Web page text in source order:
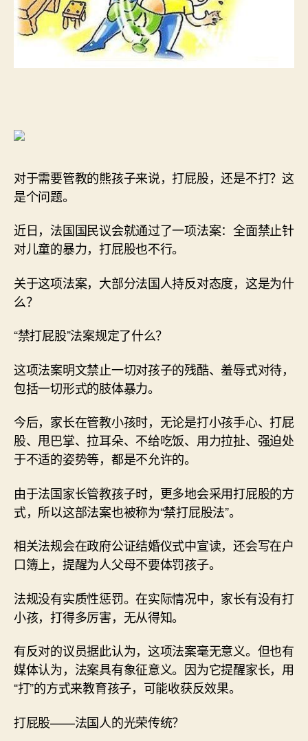
对于需要管教的熊孩子来说，打屁股，还是不打？这
是个问题。
近日，法国国民议会就通过了一项法案：全面禁止针
对儿童的暴力，打屁股也不行。
关于这项法案，大部分法国人持反对态度，这是为什
么？
“禁打屁股”法案规定了什么？
这项法案明文禁止一切对孩子的残酷、羞辱式对待，
包括一切形式的肢体暴力。
今后，家长在管教小孩时，无论是打小孩手心、打屁
股、甩巴掌、拉耳朵、不给吃饭、用力拉扯、强迫处
于不适的姿势等，都是不允许的。
由于法国家长管教孩子时，更多地会采用打屁股的方
式，所以这部法案也被称为“禁打屁股法”。
相关法规会在政府公证结婚仪式中宣读，还会写在户
口簿上，提醒为人父母不要体罚孩子。
法规没有实质性惩罚。在实际情况中，家长有没有打
小孩，打得多厉害，无从得知。
有反对的议员据此认为，这项法案毫无意义。但也有
媒体认为，法案具有象征意义。因为它提醒家长，用
“打”的方式来教育孩子，可能收获反效果。
打屁股——法国人的光荣传统？